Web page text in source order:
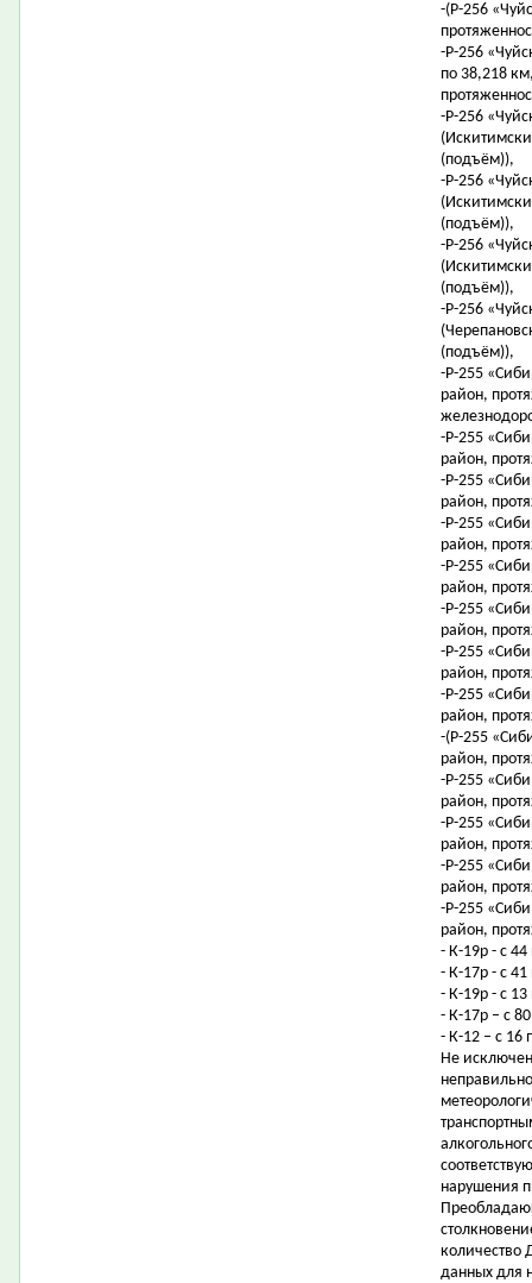
-(Р-256
-Р-256
по 38,218
-Р-256
(подъём)),
-Р-256
(подъём)),
-Р-256
(подъём)),
-Р-256
(подъём)),
-Р-255
район,
-Р-255
район,
-Р-255
район,
-Р-255
район,
-Р-255
район,
-Р-255
район,
-Р-255
район,
-Р-255
район,
-(Р-255
район,
-Р-255
район,
-Р-255
район,
-Р-255
район,
-Р-255
район,
- К-19р - с
- К-17р - с
- К-19р - с
- К-17р – с
- К-12 – с 16
Не
нарушения
количество
данных для